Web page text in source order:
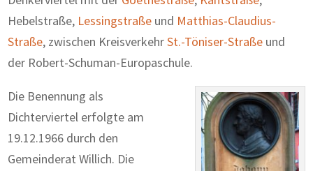
Hebelstraße, Lessingstraße und Matthias-Claudius-
Straße, zwischen KreisverkehrSt.-Töniser-Straße und
der Robert-Schuman-Europaschule.
Die Benennung als
Dichterviertel erfolgte am
19.12.1966 durch den
Gemeinderat Willich. Die